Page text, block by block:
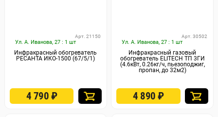
Ул. А. Иванова, 27 : 1 шт
Арт. 21150
Инфракрасный обогреватель
РЕСАНТА ИКО-1500 (67/5/1)
4 790 ₽
Ул. А. Иванова, 27 : 1 шт
Арт. 30502
Инфракрасный газовый
обогреватель ELITECH ТП 3ГИ
(4.6кВт, 0.26кг/ч, пьезоподжиг,
пропан, до 32м2)
4 890₽